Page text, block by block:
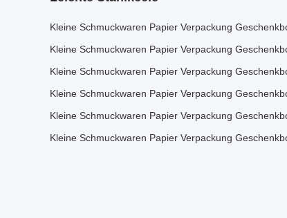
Kleine Schmuckwaren Papier Verpackung
Kleine Schmuckwaren Papier Verpackung
Kleine Schmuckwaren Papier Verpackung
Kleine Schmuckwaren Papier Verpackung
Kleine Schmuckwaren Papier Verpackung
Kleine Schmuckwaren Papier Verpackung